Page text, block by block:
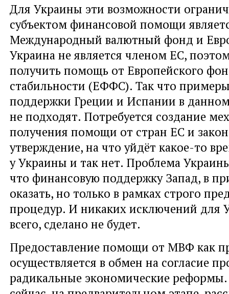
Для Украины эти возможности
субъектом финансовой помощи
Международный валютный фонд и
Украина не является членом ЕС,
получить помощь от Европейского
стабильности (ЕФФС). Так что
поддержки Греции и Испании в данном
не подходят. Потребуется создание
получения помощи от стран ЕС и
утверждение, на что уйдёт какое-то
у Украины и так нет. Проблема
что финансовую поддержку Запад, в
оказать, но только в рамках строго
процедур. И никаких исключений для
всего, сделано не будет.
Предоставление помощи от МВФ как
осуществляется в обмен на согласие
радикальные экономические